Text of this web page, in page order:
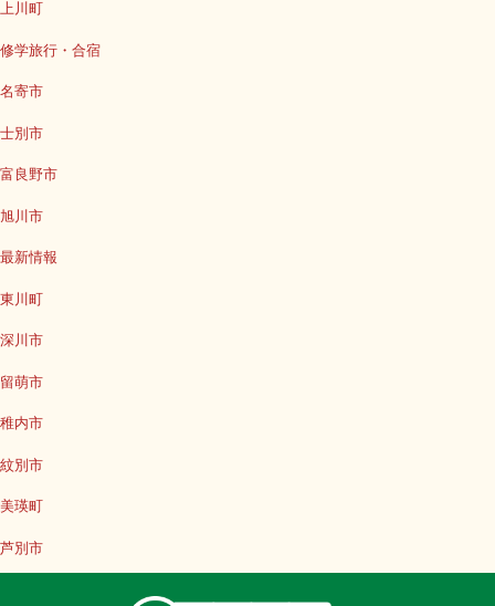
上川町
修学旅行・合宿
名寄市
士別市
富良野市
旭川市
最新情報
東川町
深川市
留萌市
稚内市
紋別市
美瑛町
芦別市